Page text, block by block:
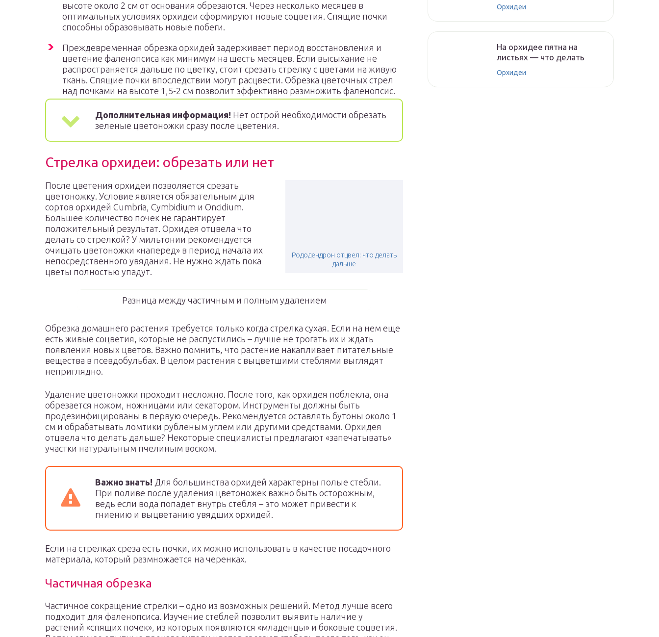
высоте около 2 см от основания обрезаются. Через несколько месяцев в
оптимальных условиях орхидеи сформируют новые соцветия. Спящие почки
способны образовывать новые побеги.
Преждевременная обрезка орхидей задерживает период восстановления и
цветение фаленопсиса как минимум на шесть месяцев. Если высыхание не
распространяется дальше по цветку, стоит срезать стрелку с цветами на живую
ткань. Спящие почки впоследствии могут расцвести. Обрезка цветочных стрел
над почками на высоте 1,5-2 см позволит эффективно размножить фаленопсис.
Дополнительная информация! Нет острой необходимости обрезать
зеленые цветоножки сразу после цветения.
Стрелка орхидеи: обрезать или нет
Рододендрон отцвел: что делать
дальше
После цветения орхидеи позволяется срезать
цветоножку. Условие является обязательным для
сортов орхидей Cumbria, Cymbidium и Oncidium.
Большее количество почек не гарантирует
положительный результат. Орхидея отцвела что
делать со стрелкой? У мильтонии рекомендуется
очищать цветоножки «наперед» в период начала их
непосредственного увядания. Не нужно ждать пока
цветы полностью упадут.
Разница между частичным и полным удалением
Обрезка домашнего растения требуется только когда стрелка сухая. Если на нем еще
есть живые соцветия, которые не распустились – лучше не трогать их и ждать
появления новых цветов. Важно помнить, что растение накапливает питательные
вещества в псевдобульбах. В целом растения с выцветшими стеблями выглядят
неприглядно.
Удаление цветоножки проходит несложно. После того, как орхидея поблекла, она
обрезается ножом, ножницами или секатором. Инструменты должны быть
продезинфицированы в первую очередь. Рекомендуется оставлять бутоны около 1
см и обрабатывать ломтики рубленым углем или другими средствами. Орхидея
отцвела что делать дальше? Некоторые специалисты предлагают «запечатывать»
участки натуральным пчелиным воском.
Важно знать! Для большинства орхидей характерны полые стебли.
При поливе после удаления цветоножек важно быть осторожным,
ведь если вода попадет внутрь стебля – это может привести к
гниению и выцветанию увядших орхидей.
Если на стрелках среза есть почки, их можно использовать в качестве посадочного
материала, который размножается на черенках.
Частичная обрезка
Частичное сокращение стрелки – одно из возможных решений. Метод лучше всего
подходит для фаленопсиса. Изучение стеблей позволит выявить наличие у
растений «спящих почек», из которых появляются «младенцы» и боковые соцветия.
Орхидеи
На орхидее пятна на
листьях — что делать
Орхидеи